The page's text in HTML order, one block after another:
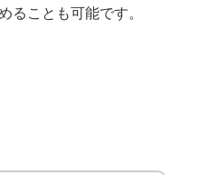
ることも可能です。